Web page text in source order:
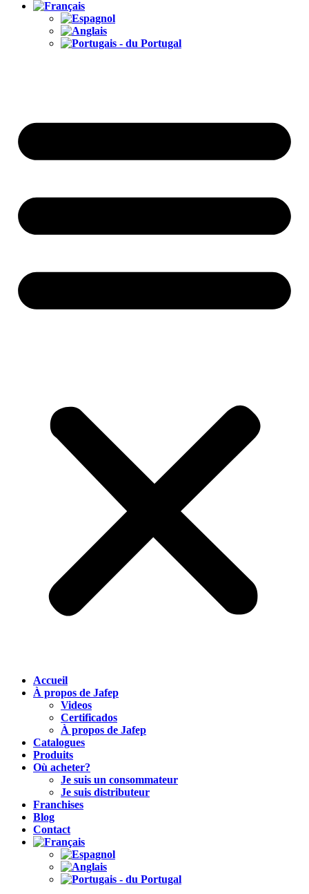
Accueil
À propos de Jafep
Videos
Certificados
À propos de Jafep
Catalogues
Produits
Où acheter?
Je suis un consommateur
Je suis distributeur
Franchises
Blog
Contact